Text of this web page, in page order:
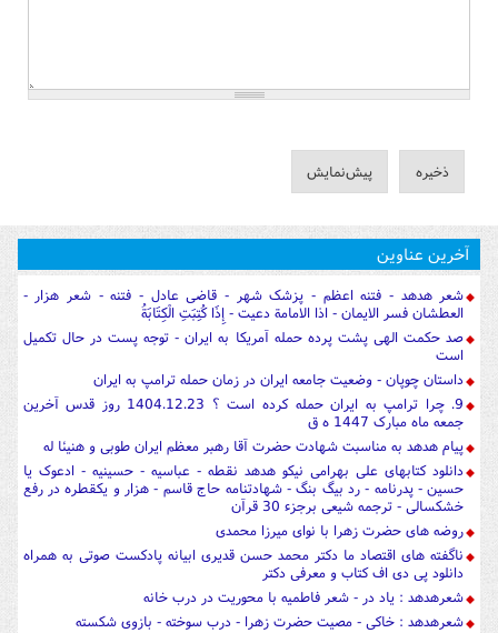
آخرین عناوین
شعر هدهد - فتنه اعظم - پزشک شهر - قاضی عادل - فتنه - شعر هزار -
العطشان فسر الایمان - اذا الامامة دعیت - إِذَا كُتِبَتِ الْكِتَابَةُ
صد حکمت الهی پشت پرده حمله آمریکا به ایران - توجه پست در حال تکمیل
است
داستان چوپان - وضعیت جامعه ایران در زمان حمله ترامپ به ایران
9. چرا ترامپ به ایران حمله کرده است ؟ 1404.12.23 روز قدس آخرین
جمعه ماه مبارک 1447 ه ق
پیام هدهد به مناسبت شهادت حضرت آقا رهبر معظم ایران طوبی و هنیئا له
دانلود کتابهای علی بهرامی نیکو هدهد نقطه - عباسیه - حسینیه - ادعوک یا
حسین - پدرنامه - رد بیگ بنگ - شهادتنامه حاج قاسم - هزار و یکقطره در رفع
خشکسالی - ترجمه شیعی برجزء 30 قرآن
روضه های حضرت زهرا با نوای میرزا محمدی
ناگفته های اقتصاد ما دکتر محمد حسن قدیری ابیانه پادکست صوتی به همراه
دانلود پی دی اف کتاب و معرفی دکتر
شعرهدهد : یاد در - شعر فاطمیه با محوریت در درب خانه
شعرهدهد : خاکی - مصیت حضرت زهرا - درب سوخته - بازوی شکسته